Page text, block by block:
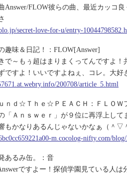
Answer/FLOW彼らの曲、最近カッコ
secret-love-for-u/entry-
趣味＆日記！：FLOW[Answer]
で～もぅ超はまりまくってんですよ！
ですよ！いいですよねぇ、コレ。大好
200708/article_5.html
ｎｄ☆Ｔｈｅ☆ＰＥＡＣＨ：ＦＬＯＷ
「Ａｎｓｗｅｒ」が９位に再浮上して
もかなりあるんじゃないかなぁ（＾▽
m.cocolog-nifty.com/
あるみ缶。：音
ですよー！探偵学園見ている人は